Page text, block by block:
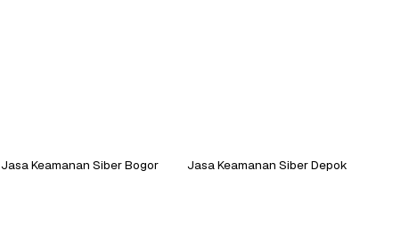
Jasa Keamanan Siber Bogor
Jasa Keamanan Siber Depok